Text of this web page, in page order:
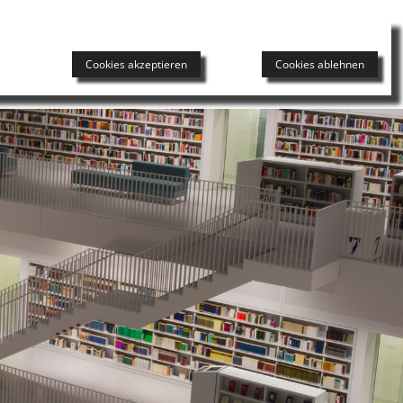
Cookies ablehnen
Cookies akzeptieren
DAS HERNIENZENTRUM UNSER TEAM NEWS